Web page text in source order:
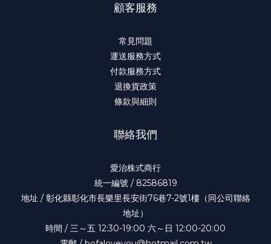
顧客服務
常見問題
運送服務方式
付款服務方式
退換貨政策
條款與細則
聯絡我們
愛治株式商行
統一編號 / 82586819
地址 / 彰化縣彰化市長樂里長安街76巷7-2號1樓（同公司聯絡
地址）
時間 / 三～五 12:30-19:00 六～日 12:00-20:00